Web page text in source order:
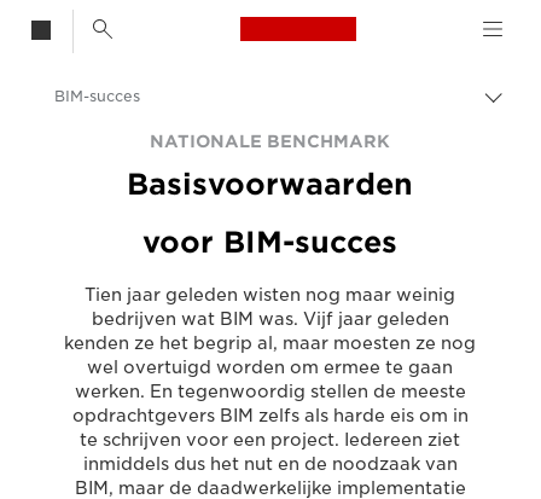
Canon Logo, back
Oplossingen en services
BIM-succes
NATIONALE BENCHMARK
Basisvoorwaarden
voor BIM-succes
Tien jaar geleden wisten nog maar weinig
bedrijven wat BIM was. Vijf jaar geleden
kenden ze het begrip al, maar moesten ze nog
wel overtuigd worden om ermee te gaan
werken. En tegenwoordig stellen de meeste
opdrachtgevers BIM zelfs als harde eis om in
te schrijven voor een project. Iedereen ziet
inmiddels dus het nut en de noodzaak van
BIM, maar de daadwerkelijke implementatie